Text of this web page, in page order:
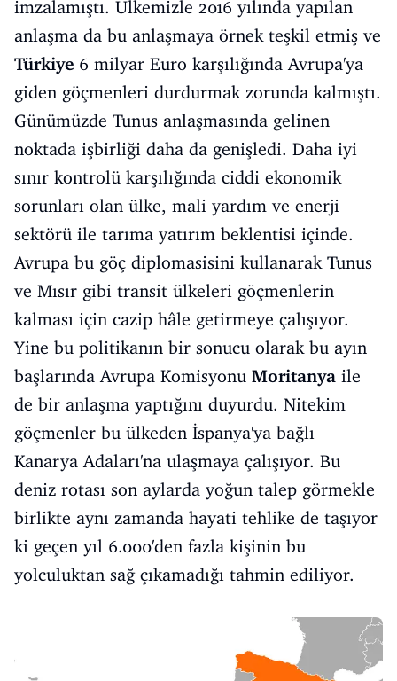
imzalamıştı. Ülkemizle 2016 yılında yapılan
anlaşma da bu anlaşmaya örnek teşkil etmiş ve
Türkiye 6 milyar Euro karşılığında Avrupa'ya
giden göçmenleri durdurmak zorunda kalmıştı.
Günümüzde Tunus anlaşmasında gelinen
noktada işbirliği daha da genişledi. Daha iyi
sınır kontrolü karşılığında ciddi ekonomik
sorunları olan ülke, mali yardım ve enerji
sektörü ile tarıma yatırım beklentisi içinde.
Avrupa bu göç diplomasisini kullanarak Tunus
ve Mısır gibi transit ülkeleri göçmenlerin
kalması için cazip hâle getirmeye çalışıyor.
Yine bu politikanın bir sonucu olarak bu ayın
başlarında Avrupa Komisyonu Moritanya ile
de bir anlaşma yaptığını duyurdu. Nitekim
göçmenler bu ülkeden İspanya'ya bağlı
Kanarya Adaları'na ulaşmaya çalışıyor. Bu
deniz rotası son aylarda yoğun talep görmekle
birlikte aynı zamanda hayati tehlike de taşıyor
ki geçen yıl 6.000'den fazla kişinin bu
yolculuktan sağ çıkamadığı tahmin ediliyor.